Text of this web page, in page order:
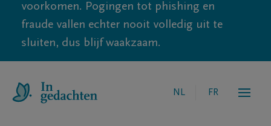
voorkomen. Pogingen tot phishing en
fraude vallen echter nooit volledig uit te
sluiten, dus blijf waakzaam.
NL FR